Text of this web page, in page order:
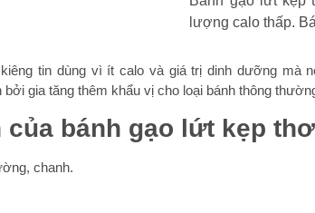
lượng calo thấp.
tin dùng vì ít calo và giá trị dinh dưỡng mà
gia tăng thêm khẩu vị cho loại bánh thông
của bánh gạo lứt kẹp
chanh.